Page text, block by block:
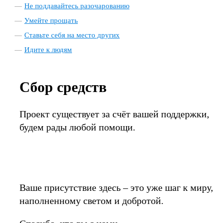
Не поддавайтесь разочарованию
Умейте прощать
Ставьте себя на место других
Идите к людям
Сбор средств
Проект существует за счёт вашей поддержки,
будем рады любой помощи.
Ваше присутствие здесь – это уже шаг к миру,
наполненному светом и добротой.